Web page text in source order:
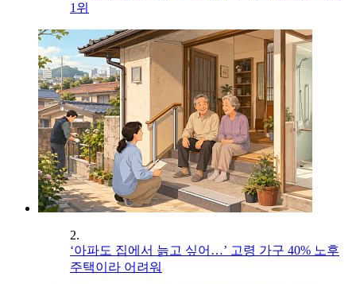
1위
2.
‘아파도 집에서 늙고 싶어…’ 고령 가구 40% 노후
주택이라 어려워